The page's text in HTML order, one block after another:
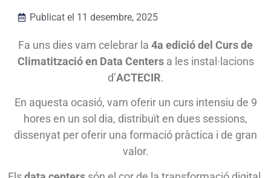
Publicat el 11 desembre, 2025
Fa uns dies vam celebrar la 4a edició del Curs de
Climatització en Data Centersa les instal·lacions
d’ACTECIR.
En aquesta ocasió, vam oferir un curs intensiu de 9
hores en un sol dia, distribuït en dues sessions,
dissenyat per oferir una formació pràctica i de gran
valor.